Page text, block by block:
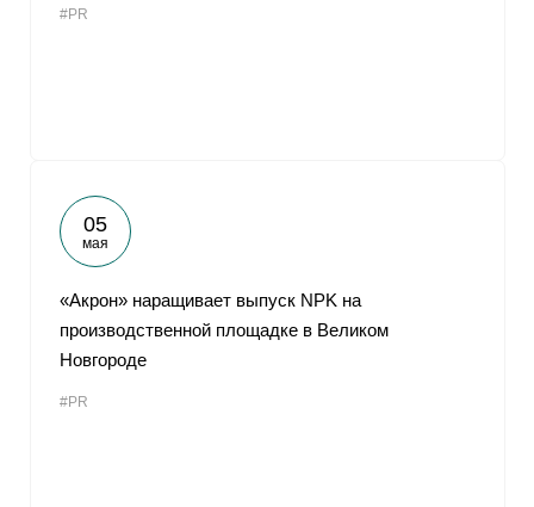
#PR
05
мая
«Акрон» наращивает выпуск NPK на
производственной площадке в Великом
Новгороде
#PR